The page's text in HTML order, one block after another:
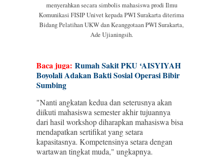
menyerahkan secara simbolis mahasiswa prodi Ilmu
Komunikasi FISIP Univet kepada PWI Surakarta diterima
Bidang Pelatihan UKW dan Keanggotaan PWI Surakarta,
Ade Ujianingsih.
Baca juga: Rumah Sakit PKU ‘AISYIYAH
Boyolali Adakan Bakti Sosial Operasi Bibir
Sumbing
"Nanti angkatan kedua dan seterusnya akan
diikuti mahasiswa semester akhir tujuannya
dari hasil workshop diharapkan mahasiswa bisa
mendapatkan sertifikat yang setara
kapasitasnya. Kompetensinya setara dengan
wartawan tingkat muda," ungkapnya.